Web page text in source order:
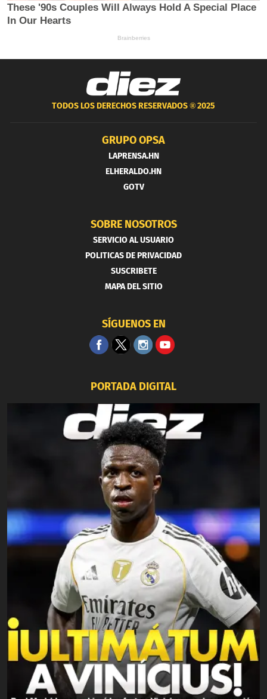
TODOS LOS DERECHOS RESERVADOS ®2025
GRUPO OPSA
LAPRENSA.HN
ELHERALDO.HN
GOTV
SOBRE NOSOTROS
SERVICIO AL USUARIO
POLITICAS DE PRIVACIDAD
SUSCRIBETE
MAPA DEL SITIO
SÍGUENOS EN
PORTADA DIGITAL